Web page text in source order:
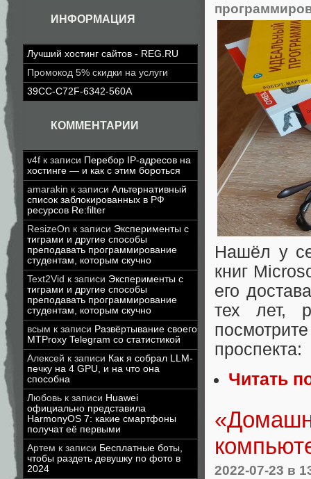
ИНФОРМАЦИЯ
Лучший хостинг сайтов - REG.RU
Промокод 5% скидки на услуги
39CC-C72F-6342-560A
КОММЕНТАРИИ
v4f к записи Перебор IP-адресов на
хостинге — и как с этим бороться
amarakin к записи Альтернативный
список заблокированных в РФ
ресурсов Re:filter
ResizeOn к записи Эксперименты с
тиграми и другие способы
преподавать программирование
студентам, которым скучно
Text2Vid к записи Эксперименты с
тиграми и другие способы
преподавать программирование
студентам, которым скучно
всым к записи Развёртывание своего
MTProxy Telegram со статистикой
Алексей к записи Как я собрал LLM-
печку на 4 GPU, и на что она
способна
Любовь к записи Huawei
официально представила
HarmonyOS 7: какие смартфоны
получат её первыми
Артем к записи Бесплатные боты,
чтобы раздеть девушку по фото в
2024
Нашёл у
книг
его
тех лет,
проспекта:
Читать
2022-07-23 в